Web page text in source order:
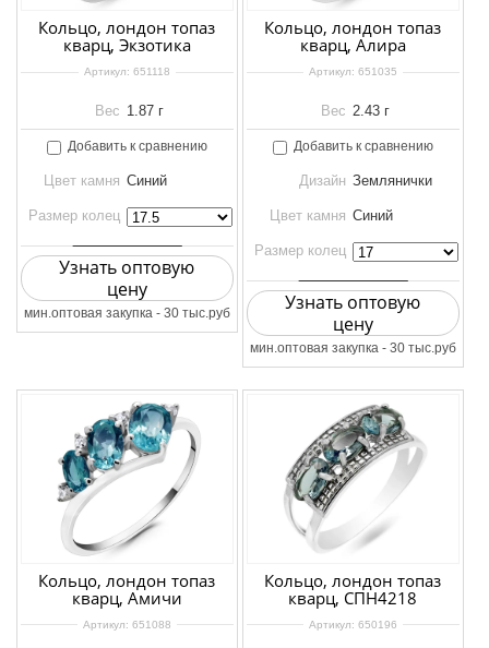
Кольцо, лондон топаз
кварц, Экзотика
Артикул: 651118
Вес 1.87 г
Добавить к сравнению
Цвет камня Синий
Размер колец
Узнать оптовую
цену
мин.оптовая закупка - 30 тыс.руб
Кольцо, лондон топаз
кварц, Алира
Артикул: 651035
Вес 2.43 г
Добавить к сравнению
Дизайн Землянички
Цвет камня Синий
Размер колец
Узнать оптовую
цену
мин.оптовая закупка - 30 тыс.руб
Кольцо, лондон топаз
кварц, Амичи
Артикул: 651088
Кольцо, лондон топаз
кварц, СПН4218
Артикул: 650196